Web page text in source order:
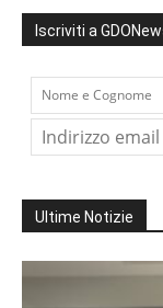
Iscriviti a
Ultime Notizie